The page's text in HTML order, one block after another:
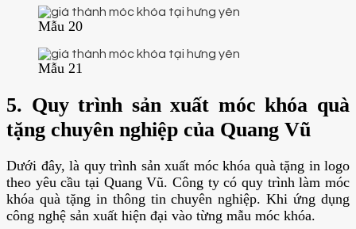
Mẫu 20
Mẫu 21
5. Quy trình sản xuất móc khóa quà
tặng chuyên nghiệp của Quang Vũ
Dưới đây, là quy trình sản xuất móc khóa quà tặng in logo
theo yêu cầu tại Quang Vũ. Công ty có quy trình làm móc
khóa quà tặng in thông tin chuyên nghiệp. Khi ứng dụng
công nghệ sản xuất hiện đại vào từng mẫu móc khóa.